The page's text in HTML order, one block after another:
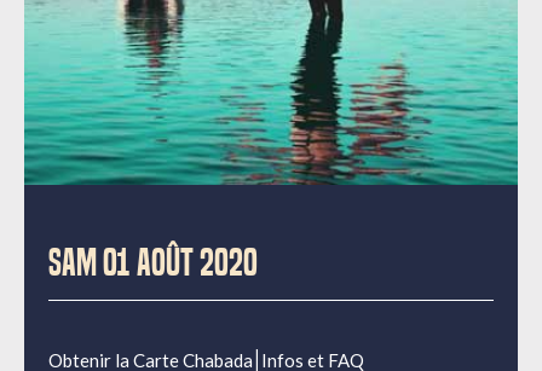
SAM 01 AOÛT 2020
Obtenir la Carte Chabada| Infos et FAQ